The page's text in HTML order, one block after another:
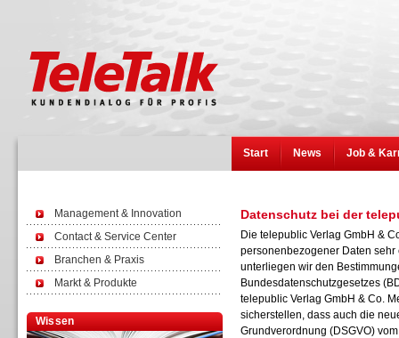
Start News Job &
Management & Innovation
Contact & Service Center
Branchen & Praxis
Markt & Produkte
Wissen
Datenschutz bei der
Die telepublic Verlag GmbH &
personenbezogener Daten
unterliegen wir den
Bundesdatenschutzgesetzes
telepublic Verlag GmbH & Co.
sicherstellen, dass auch die
Grundverordnung (DSGVO)